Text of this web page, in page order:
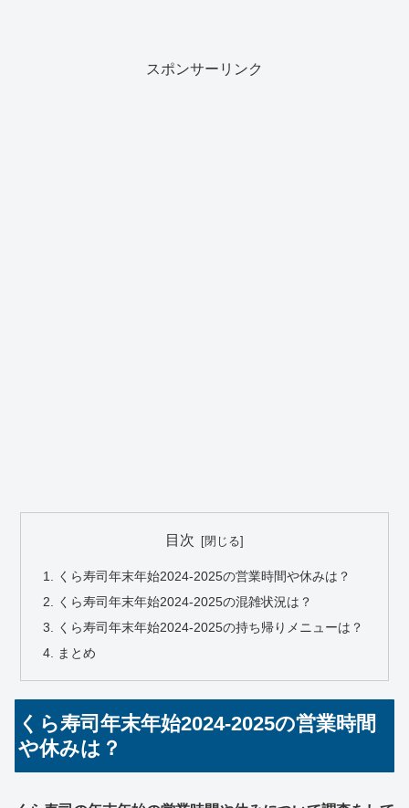
スポンサーリンク
目次
くら寿司年末年始2024-2025の営業時間や休みは？
くら寿司年末年始2024-2025の混雑状況は？
くら寿司年末年始2024-2025の持ち帰りメニューは？
まとめ
くら寿司年末年始2024-2025の営業時間
や休みは？